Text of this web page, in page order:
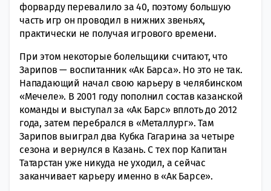
форварду перевалило за 40, поэтому большую
часть игр он проводил в нижних звеньях,
практически не получая игрового времени.
При этом некоторые болельщики считают, что
Зарипов — воспитанник «Ак Барса». Но это не так.
Нападающий начал свою карьеру в челябинском
«Мечеле». В 2001 году пополнил состав казанской
команды и выступал за «Ак Барс» вплоть до 2012
года, затем перебрался в «Металлург». Там
Зарипов выиграл два Кубка Гагарина за четыре
сезона и вернулся в Казань. С тех пор Капитан
Татарстан уже никуда не уходил, а сейчас
заканчивает карьеру именно в «Ак Барсе».